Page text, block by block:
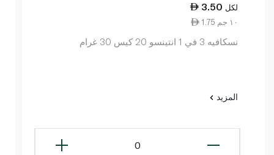
3.50 لكل
1.75 ١٠ جم
نسكافيه 3 في 1 انتينسو 20 كيس 30 غرام
المزيد
0